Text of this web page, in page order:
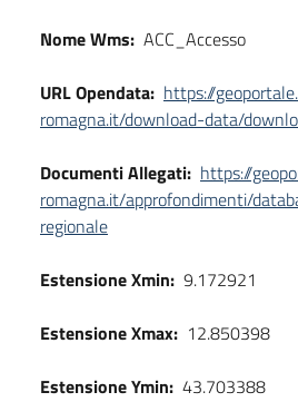
Nome Wms: ACC_Accesso
URL Opendata: https://
romagna.it/download-data/
Documenti Allegati: https://
romagna.it/approfondimenti/
regionale
Estensione Xmin: 9.172921
Estensione Xmax: 12.850398
Estensione Ymin: 43.703388